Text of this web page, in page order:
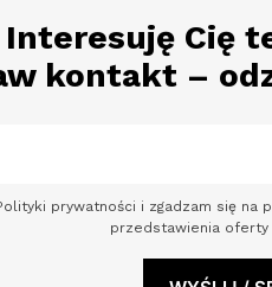
Interesuję Cię
kontakt –
prywatności i zgadzam się
przedstawienia oferty